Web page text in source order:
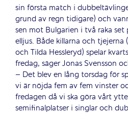
sin första match i
grund av regn tidigare) och
sen mot Bulgarien i två raka set
elljus. Både killarna och tjejerna
och Tilda Hessleryd) spelar
fredag, säger Jonas Svensson
– Det blev en lång torsdag för
vi är nöjda fem av fem vinster
fredagen då vi ska göra vårt
semifinalplatser i singlar och